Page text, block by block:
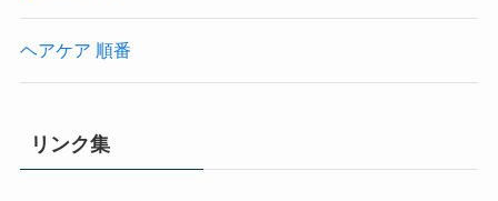
ヘアケア 順番
リンク集